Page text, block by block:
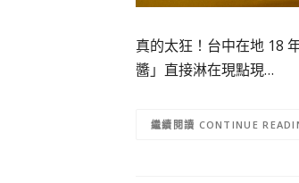
真的太狂！台中在地 18
醬」直接淋在現點現…
CONTINUE